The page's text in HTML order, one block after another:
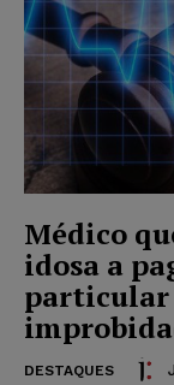
Médico
idosa a
particular
DESTAQUES